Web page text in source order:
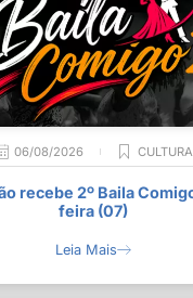
06/08/2026 CULTURA
recebe 2º Baila
feira (07)
Leia Mais